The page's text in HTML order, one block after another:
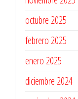
octubre 2025
febrero 2025
enero 2025
diciembre 2024